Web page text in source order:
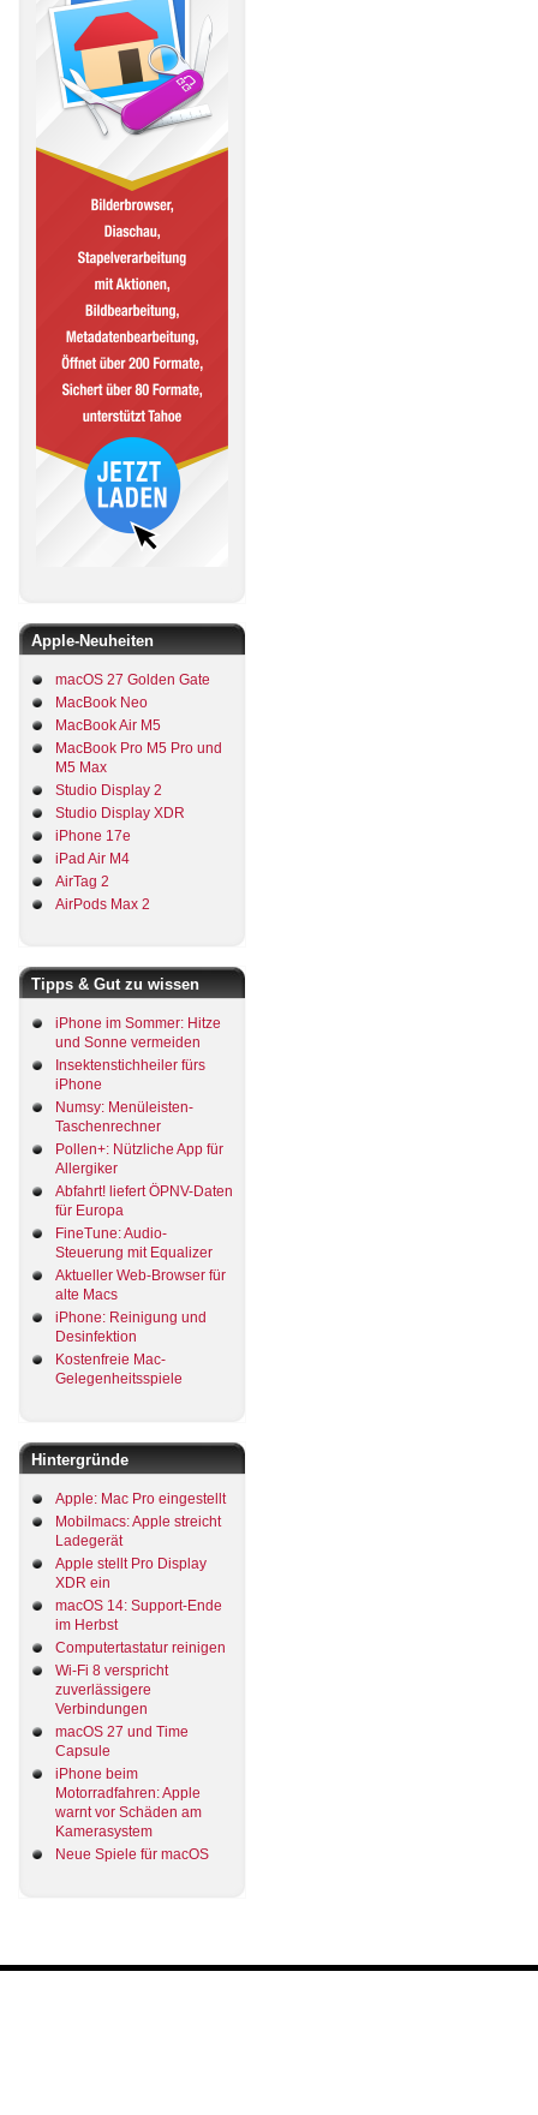
Apple-Neuheiten
macOS 27 Golden Gate
MacBook Neo
MacBook Air M5
MacBook Pro M5 Pro und
M5 Max
Studio Display 2
Studio Display XDR
iPhone 17e
iPad Air M4
AirTag 2
AirPods Max 2
Tipps & Gut zu wissen
iPhone im Sommer: Hitze
und Sonne vermeiden
Insektenstichheiler fürs
iPhone
Numsy: Menüleisten-
Taschenrechner
Pollen+: Nützliche App für
Allergiker
Abfahrt! liefert ÖPNV-Daten
für Europa
FineTune: Audio-
Steuerung mit Equalizer
Aktueller Web-Browser für
alte Macs
iPhone: Reinigung und
Desinfektion
Kostenfreie Mac-
Gelegenheitsspiele
Hintergründe
Apple: Mac Pro eingestellt
Mobilmacs: Apple streicht
Ladegerät
Apple stellt Pro Display
XDR ein
macOS 14: Support-Ende
im Herbst
Computertastatur reinigen
Wi-Fi 8 verspricht
zuverlässigere
Verbindungen
macOS 27 und Time
Capsule
iPhone beim
Motorradfahren: Apple
warnt vor Schäden am
Kamerasystem
Neue Spiele für macOS